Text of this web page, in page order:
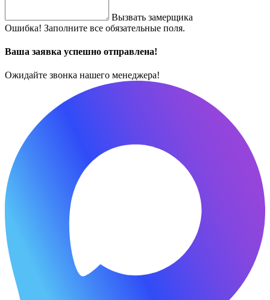
Вызвать замерщика
Ошибка! Заполните все обязательные поля.
Ваша заявка успешно отправлена!
Ожидайте звонка нашего менеджера!